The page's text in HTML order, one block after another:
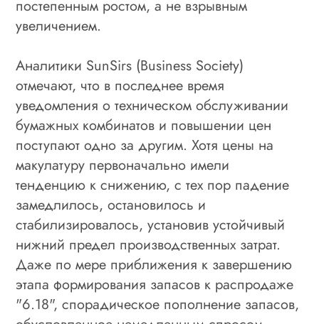
постепенным ростом, а не взрывным
увеличением.
Аналитики SunSirs (Business Society)
отмечают, что в последнее время
уведомления о техническом обслуживании
бумажных комбинатов и повышении цен
поступают одно за другим. Хотя цены на
макулатуру первоначально имели
тенденцию к снижению, с тех пор падение
замедлилось, остановилось и
стабилизировалось, установив устойчивый
нижний предел производственных затрат.
Даже по мере приближения к завершению
этапа формирования запасов к распродаже
"6.18", спорадическое пополнение запасов,